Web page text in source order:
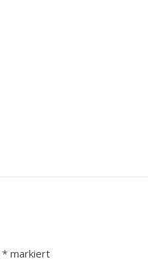
* markiert